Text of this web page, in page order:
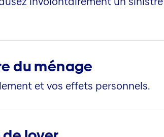
du ménage
et vos effets personnels.